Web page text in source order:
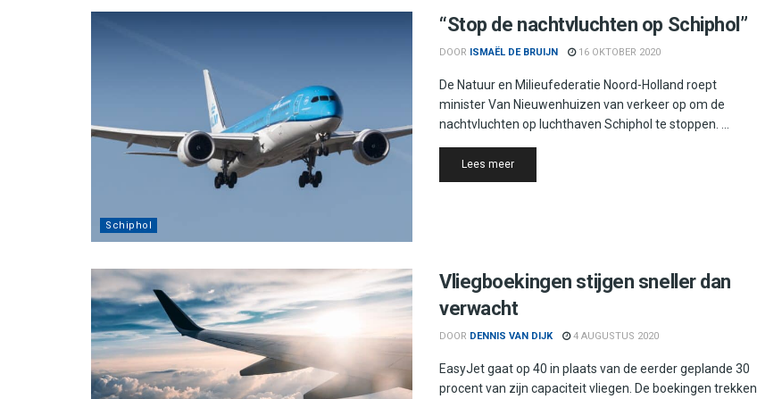
Schiphol
“Stop de nachtvluchten op Schiphol”
DOOR ISMAËL DE BRUIJN 16 OKTOBER 2020
De Natuur en Milieufederatie Noord-Holland roept
minister Van Nieuwenhuizen van verkeer op om de
nachtvluchten op luchthaven Schiphol te stoppen. ...
Lees meerDetails
Vliegboekingen stijgen sneller dan
verwacht
DOOR DENNIS VAN DIJK 4 AUGUSTUS 2020
EasyJet gaat op 40 in plaats van de eerder geplande 30
procent van zijn capaciteit vliegen. De boekingen trekken